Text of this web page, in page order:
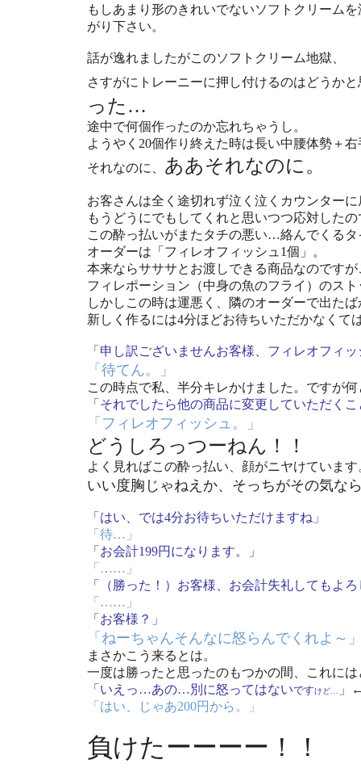
もしあまり形のきれいでないソフトクリーム
がり下さい。
話が逸れましたがこのソフトクリーム地獄、
さすがにトレーニーに押し付けるのはどうか
った…
途中で何個作ったのか忘れちゃうし。
ようやく20個作り終えた時は長い中腰体勢＋
それなのに、 ああそれなのに。
お客さんは全く途切れず泣く泣くカウンター
もうどうにでもしてくれと思いつつ応対した
この酔っ払いがまたタチの悪い…絡んでくる
オーダーは「フィレオフィッシュ1個」。
本来ならサササとお渡しできる商品なのです
フィレポーション（中身の魚のフライ）のス
しかしこの時は運悪く、隣のオーダーで出た
新しく作るには4分ほどお待ちいただかなくて
「申し訳ございませんお客様、フィレオフィ
「待てん。」
この時点で私、半分キレかけました。ですが
「それでしたら他の商品に変更していただく
「フィレオフィッシュ。」
どうしろっつーねん！！
よく見ればこの酔っ払い、顔がニヤけていま
いい度胸じゃねえか、そっちがその気な
「はい、では4分お待ちいただけますね」
「待…」
「お会計199円になります。」
「……」
「（勝った！）お客様、お会計失礼してもよ
「……」
「お客様？」
「ねーちゃんそんなに怒らんでくれよ～
まさかこう来るとは。
一度は勝ったと思ったのもつかの間、これに
「いえっ…あの…別に怒ってはないですけど… 」
「はい、じゃあ200円から。」
負けたーーーー！！